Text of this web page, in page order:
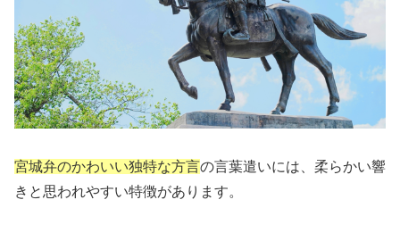
宮城弁のかわいい独特な方言の言葉遣いには、柔らかい響
きと思われやすい特徴があります。